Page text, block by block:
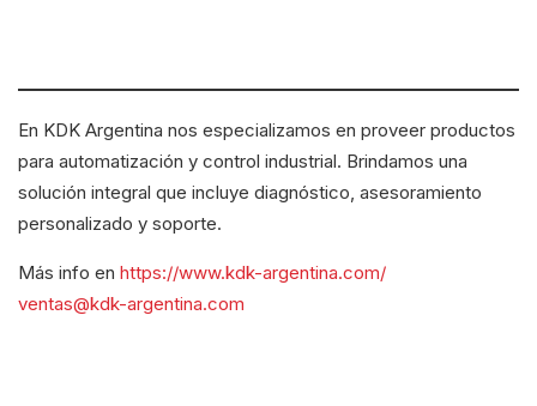
En KDK Argentina nos especializamos en proveer productos
para automatización y control industrial. Brindamos una
solución integral que incluye diagnóstico, asesoramiento
personalizado y soporte.
Más info en https://www.kdk-argentina.com/
ventas@kdk-argentina.com